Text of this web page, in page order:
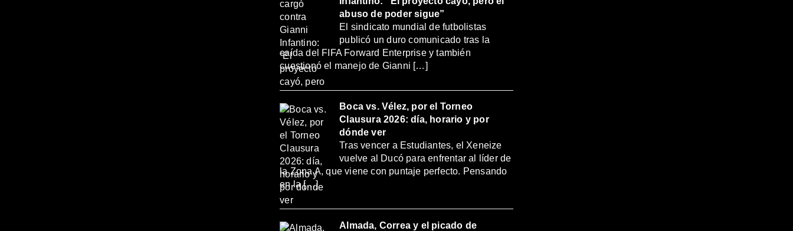
abuso de poder sigue”
El sindicato mundial de futbolistas
publicó un duro comunicado tras la
caída del FIFA Forward Enterprise y también
cuestionó el manejo de Gianni […]
Boca vs. Vélez, por el Torneo
Clausura 2026: día, horario y por
dónde ver
Tras vencer a Estudiantes, el Xeneize
vuelve al Ducó para enfrentar al líder de
la Zona A, que viene con puntaje perfecto. Pensando
en la […]
Almada, Correa y el picado de